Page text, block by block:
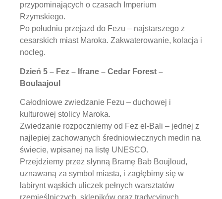
przypominających o czasach Imperium
Rzymskiego.
Po południu przejazd do Fezu – najstarszego z
cesarskich miast Maroka. Zakwaterowanie, kolacja i
nocleg.
Dzień 5 – Fez – Ifrane – Cedar Forest –
Boulaajoul
Całodniowe zwiedzanie Fezu – duchowej i
kulturowej stolicy Maroka.
Zwiedzanie rozpoczniemy od Fez el-Bali – jednej z
najlepiej zachowanych średniowiecznych medin na
świecie, wpisanej na listę UNESCO.
Przejdziemy przez słynną Bramę Bab Boujloud,
uznawaną za symbol miasta, i zagłębimy się w
labirynt wąskich uliczek pełnych warsztatów